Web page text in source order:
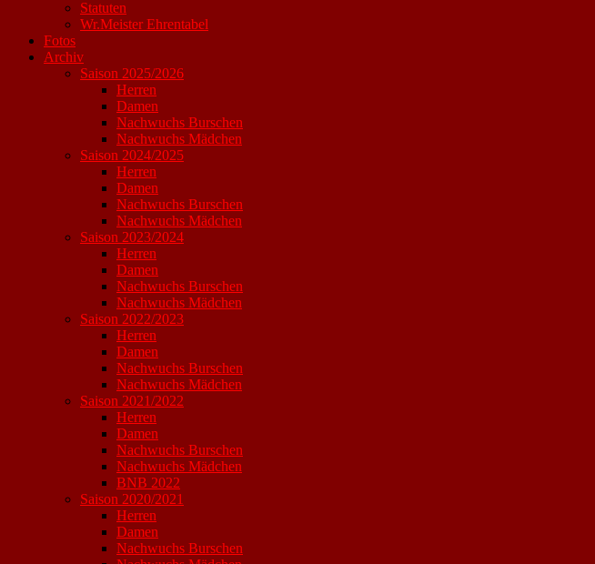
Statuten
Wr.Meister Ehrentabel
Fotos
Archiv
Saison 2025/2026
Herren
Damen
Nachwuchs Burschen
Nachwuchs Mädchen
Saison 2024/2025
Herren
Damen
Nachwuchs Burschen
Nachwuchs Mädchen
Saison 2023/2024
Herren
Damen
Nachwuchs Burschen
Nachwuchs Mädchen
Saison 2022/2023
Herren
Damen
Nachwuchs Burschen
Nachwuchs Mädchen
Saison 2021/2022
Herren
Damen
Nachwuchs Burschen
Nachwuchs Mädchen
BNB 2022
Saison 2020/2021
Herren
Damen
Nachwuchs Burschen